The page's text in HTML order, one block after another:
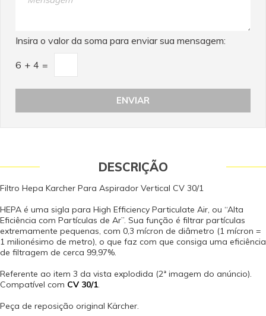
Insira o valor da soma para enviar sua mensagem:
6 + 4 =
DESCRIÇÃO
Filtro Hepa Karcher Para Aspirador Vertical CV 30/1
HEPA é uma sigla para High Efficiency Particulate Air, ou “Alta
Eficiência com Partículas de Ar”. Sua função é filtrar partículas
extremamente pequenas, com 0,3 mícron de diâmetro (1 mícron =
1 milionésimo de metro), o que faz com que consiga uma eficiência
de filtragem de cerca 99,97%.
Referente ao item 3 da vista explodida (2ª imagem do anúncio).
Compatível com CV 30/1
Peça de reposição original Kärcher.